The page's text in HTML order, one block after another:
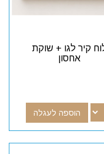
קיר לגו + שוקת
אחסון
הוספה לעגלה